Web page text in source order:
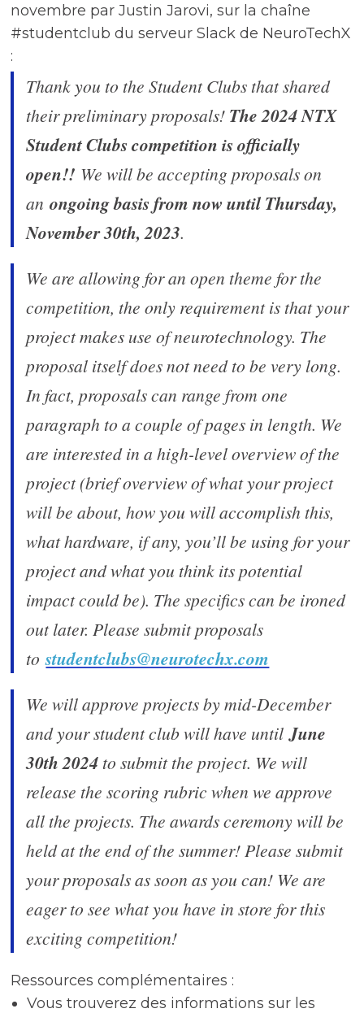
novembre par Justin Jarovi, sur la chaîne
#studentclub du serveur Slack de NeuroTechX
:
Thank you to the Student Clubs that shared
their preliminary proposals! The 2024 NTX
Student Clubs competition is officially
open!! We will be accepting proposals on
anongoing basis from now until Thursday,
November 30th, 2023.
We are allowing for an open theme for the
competition, the only requirement is that your
project makes use of neurotechnology. The
proposal itself does not need to be very long.
In fact, proposals can range from one
paragraph to a couple of pages in length. We
are interested in a high-level overview of the
project (brief overview of what your project
will be about, how you will accomplish this,
what hardware, if any, you’ll be using for your
project and what you think its potential
impact could be). The specifics can be ironed
out later. Please submit proposals
tostudentclubs@neurotechx.com
We will approve projects by mid-December
and your student club will have until June
30th 2024 to submit the project. We will
release the scoring rubric when we approve
all the projects. The awards ceremony will be
held at the end of the summer! Please submit
your proposals as soon as you can! We are
eager to see what you have in store for this
exciting competition!
Ressources complémentaires :
Vous trouverez des informations sur les